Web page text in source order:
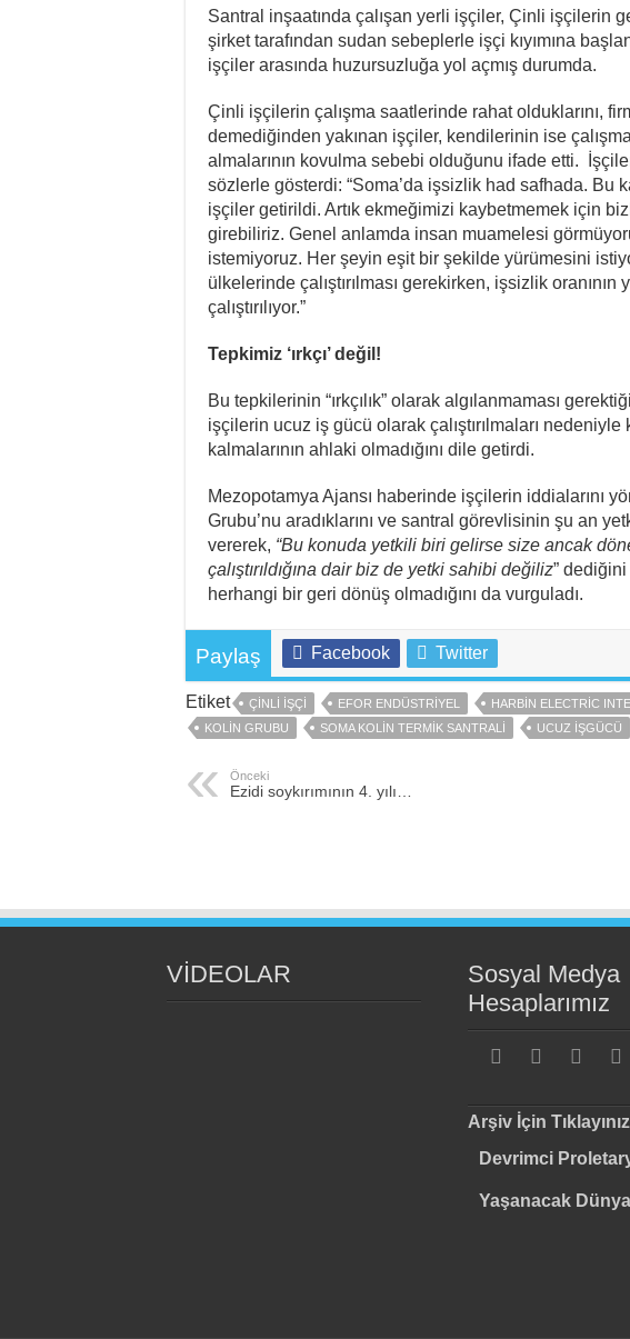
Santral inşaatında çalışan yerli işçiler, Çinli işçilerin
şirket tarafından sudan sebeplerle işçi kıyımına
işçiler arasında huzursuzluğa yol açmış durumda.
Çinli işçilerin çalışma saatlerinde rahat olduklarını,
demediğinden yakınan işçiler, kendilerinin ise
almalarının kovulma sebebi olduğunu ifade etti.
sözlerle gösterdi: “Soma’da işsizlik had safhada. Bu
işçiler getirildi. Artık ekmeğimizi kaybetmemek için
girebiliriz. Genel anlamda insan muamelesi
istemiyoruz. Her şeyin eşit bir şekilde yürümesini
ülkelerinde çalıştırılması gerekirken, işsizlik
çalıştırılıyor.”
Tepkimiz ‘ırkçı’ değil!
Bu tepkilerinin “ırkçılık” olarak algılanmaması
işçilerin ucuz iş gücü olarak çalıştırılmaları
kalmalarının ahlaki olmadığını dile getirdi.
Mezopotamya Ajansı haberinde işçilerin iddialarını
Grubu’nu aradıklarını ve santral görevlisinin şu an
vererek, “Bu konuda yetkili biri gelirse size ancak
çalıştırıldığına dair biz de yetki sahibi değiliz”
herhangi bir geri dönüş olmadığını da vurguladı.
Paylaş Facebook Twitter
Etiket ÇINLI IŞÇI EFOR ENDÜSTRIYEL HARBIN ELECTRIC
KOLIN GRUBU
SOMA KOLIN TERMIK SANTRALI UCUZ IŞGÜCÜ
Önceki
Ezidi soykırımının 4. yılı…
VİDEOLAR
Sosyal Medya
Hesaplarımız
Arşiv İçin Tıklayınız
Devrimci
Yaşanacak Dünya